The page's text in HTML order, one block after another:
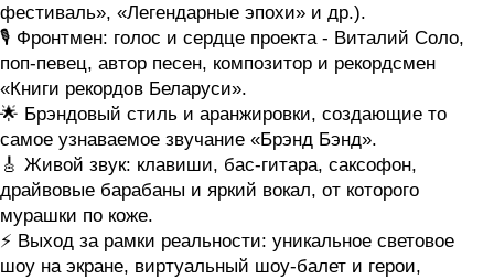
фестиваль», «Легендарные эпохи» и др.).
🎙 Фронтмен: голос и сердце проекта - Виталий Соло,
поп-певец, автор песен, композитор и рекордсмен
«Книги рекордов Беларуси».
🌟 Брэндовый стиль и аранжировки, создающие то
самое узнаваемое звучание «Брэнд Бэнд».
🎸 Живой звук: клавиши, бас-гитара, саксофон,
драйвовые барабаны и яркий вокал, от которого
мурашки по коже.
⚡️ Выход за рамки реальности: уникальное световое
шоу на экране, виртуальный шоу-балет и герои,